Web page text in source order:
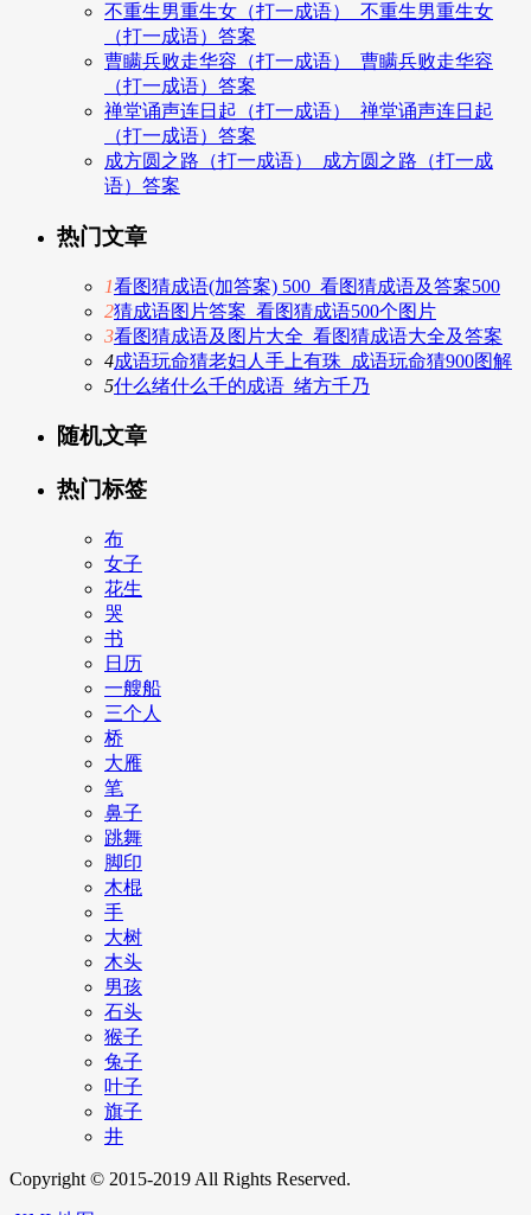
不重生男重生女（打一成语）_不重生男重生女
（打一成语）答案
曹瞒兵败走华容（打一成语）_曹瞒兵败走华容
（打一成语）答案
禅堂诵声连日起（打一成语）_禅堂诵声连日起
（打一成语）答案
成方圆之路（打一成语）_成方圆之路（打一成
语）答案
热门文章
1看图猜成语(加答案) 500_看图猜成语及答案500
2猜成语图片答案_看图猜成语500个图片
3看图猜成语及图片大全_看图猜成语大全及答案
4成语玩命猜老妇人手上有珠_成语玩命猜900图解
5什么绪什么千的成语_绪方千乃
随机文章
热门标签
布
女子
花生
哭
书
日历
一艘船
三个人
桥
大雁
笔
鼻子
跳舞
脚印
木棍
手
大树
木头
男孩
石头
猴子
兔子
叶子
旗子
井
Copyright © 2015-2019 All Rights Reserved.